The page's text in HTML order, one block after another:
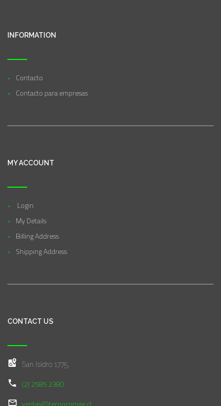
INFORMATION
Contacto
Contacto para empresas
MY ACCOUNT
Login
My Details
Billing Address
Shipping Address
CONTACT US
San Isidro 1775,
(2) 2585 2380